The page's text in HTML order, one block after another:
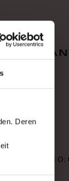
Deren